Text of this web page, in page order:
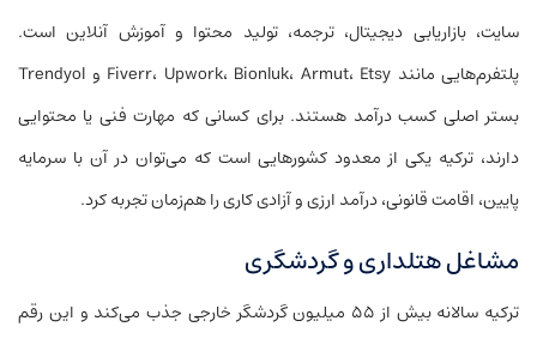
سایت، بازاریابی دیجیتال، ترجمه، تولید محتوا و آموزش آنلاین است.
پلتفرم‌هایی مانند Fiverr، Upwork، Bionluk، Armut، Etsy و Trendyol
بستر اصلی کسب درآمد هستند. برای کسانی که مهارت فنی یا محتوایی
دارند، ترکیه یکی از معدود کشورهایی است که می‌توان در آن با سرمایه
پایین، اقامت قانونی، درآمد ارزی و آزادی کاری را هم‌زمان تجربه کرد.
مشاغل هتلداری و گردشگری
ترکیه سالانه بیش از ۵۵ میلیون گردشگر خارجی جذب می‌کند و این رقم